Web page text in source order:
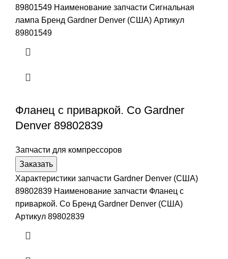
89801549 Наименование запчасти Сигнальная
лампа Бренд Gardner Denver (США) Артикул
89801549
Фланец с приваркой. Со Gardner
Denver 89802839
Запчасти для компрессоров
Заказать
Характеристики запчасти Gardner Denver (США)
89802839 Наименование запчасти Фланец с
приваркой. Со Бренд Gardner Denver (США)
Артикул 89802839